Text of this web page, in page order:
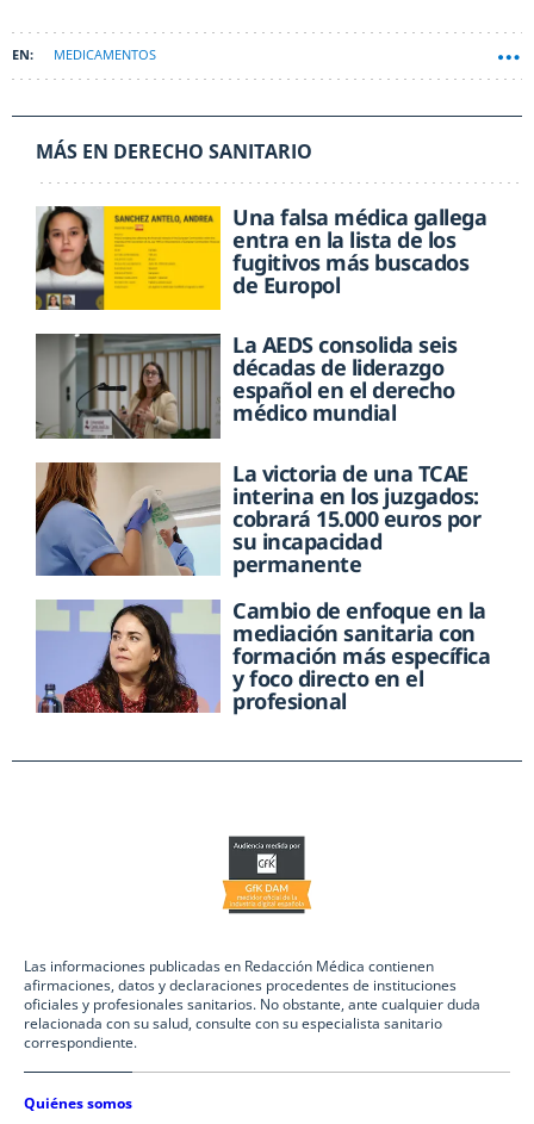
MEDICAMENTOS
MÁS EN DERECHO SANITARIO
Una falsa médica gallega
entra en la lista de los
fugitivos más buscados
de Europol
La AEDS consolida seis
décadas de liderazgo
español en el derecho
médico mundial
La victoria de una TCAE
interina en los juzgados:
cobrará 15.000 euros por
su incapacidad
permanente
Cambio de enfoque en la
mediación sanitaria con
formación más específica
y foco directo en el
profesional
Las informaciones publicadas en Redacción Médica contienen
afirmaciones, datos y declaraciones procedentes de instituciones
oficiales y profesionales sanitarios. No obstante, ante cualquier duda
relacionada con su salud, consulte con su especialista sanitario
correspondiente.
Quiénes somos